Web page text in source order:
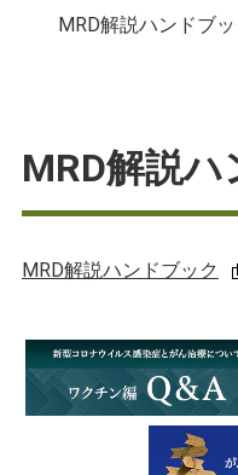
MRD解説ハンドブッ
MRD解説
MRD解説ハンドブック